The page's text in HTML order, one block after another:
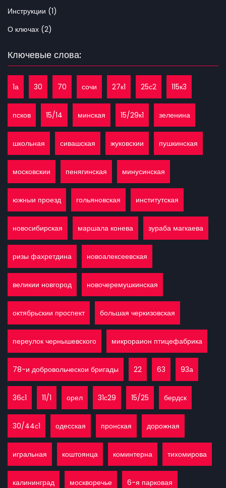
Инструкции (1)
О ключах (2)
Ключевые слова:
1а 30 70 сочи 27к1 25с2 115к3
псков 15/14 минская 15/29к1 зеленина
школьная сивашская жуковскии пушкинская
московскии пенягинская минусинская
южныи проезд гольяновская институтская
новосибирская маршала конева зураба магкаева
ризы фахретдина новоалексеевская
великии новгород новочеремушкинская
октябрьскии проспект большая черкизовская
переулок чернышевского микрораион птицефабрика
78-и добровольческои бригады 22 63 93а
36с1 11/1 орел 31с29 15/25 бердск
30/44с1 одесская пронская дорожная
игральная коштоянца коминтерна тихомирова
калининград москворечье 6-я парковая